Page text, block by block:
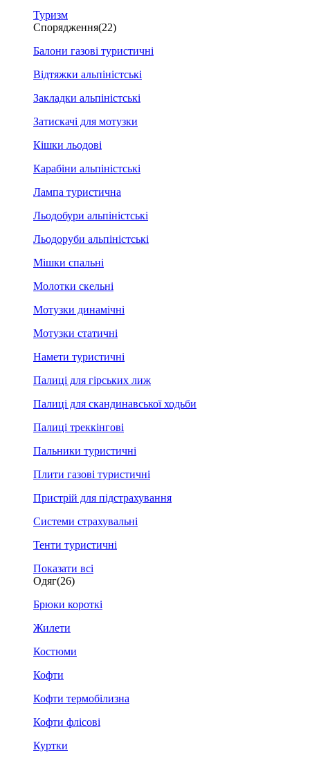
Туризм
Спорядження(22)
Балони газові туристичні
Відтяжки альпіністські
Закладки альпіністські
Затискачі для мотузки
Кішки льодові
Карабіни альпіністські
Лампа туристична
Льодобури альпіністські
Льодоруби альпіністські
Мішки спальні
Молотки скельні
Мотузки динамічні
Мотузки статичні
Намети туристичні
Палиці для гірських лиж
Палиці для скандинавської ходьби
Палиці треккінгові
Пальники туристичні
Плити газові туристичні
Пристрій для підстрахування
Системи страхувальні
Тенти туристичні
Показати всі
Одяг(26)
Брюки короткі
Жилети
Костюми
Кофти
Кофти термобілизна
Кофти флісові
Куртки